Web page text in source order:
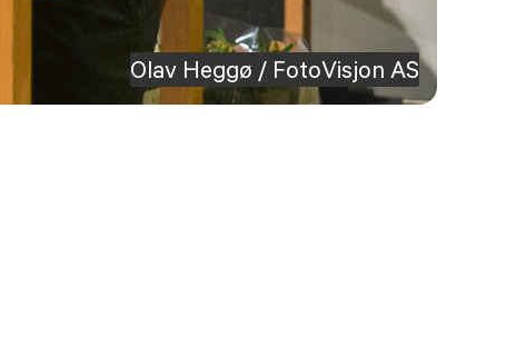
Olav Heggø / FotoVisjon AS